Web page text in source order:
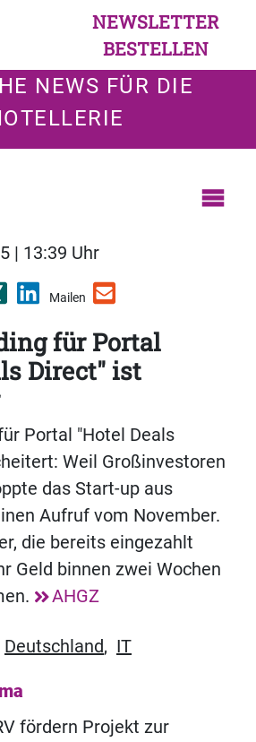
NEWSLETTER
BESTELLEN
NEWS FÜR DIE
| 13:39 Uhr
Mailen
für Portal
Direct" ist
Portal "Hotel Deals
Weil Großinvestoren
das Start-up aus
Aufruf vom November.
die bereits eingezahlt
Geld binnen zwei Wochen
AHGZ
Deutschland, IT
fördern Projekt zur